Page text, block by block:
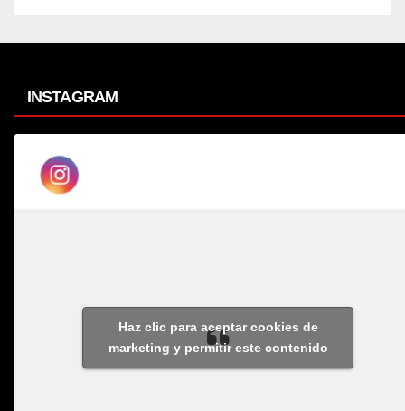
INSTAGRAM
Haz clic para aceptar cookies de
marketing y permitir este contenido